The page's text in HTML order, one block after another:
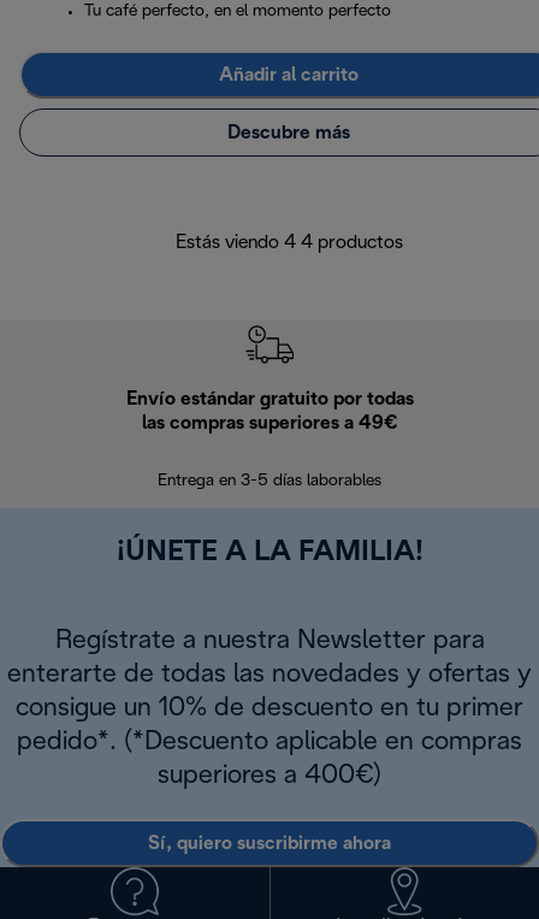
Tu café perfecto, en el momento perfecto
Añadir al carrito
Descubre más
Estás viendo 4 4 productos
Envío estándar gratuito por todas
las compras superiores a 49€
Entrega en 3-5 días laborables
¡ÚNETE A LA FAMILIA!
Regístrate a nuestra Newsletter para
enterarte de todas las novedades y ofertas y
consigue un 10% de descuento en tu primer
pedido*. (*Descuento aplicable en compras
superiores a 400€)
Sí, quiero suscribirme ahora